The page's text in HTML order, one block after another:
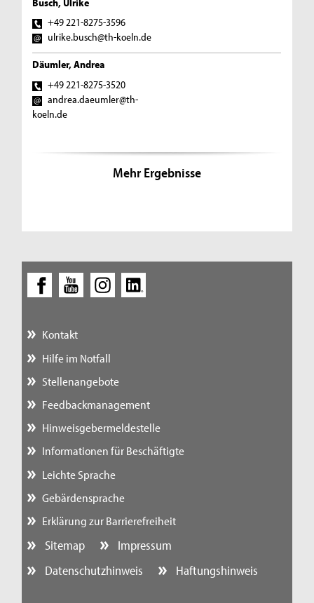
+49 221-8275-3596
ulrike.busch@th-koeln.de
Däumler, Andrea
+49 221-8275-3520
andrea.daeumler@th-
koeln.de
Mehr Ergebnisse
Kontakt
Hilfe im Notfall
Stellenangebote
Feedbackmanagement
Hinweisgebermeldestelle
Informationen für Beschäftigte
Leichte Sprache
Gebärdensprache
Erklärung zur Barrierefreiheit
Sitemap
Impressum
Datenschutzhinweis
Haftungshinweis